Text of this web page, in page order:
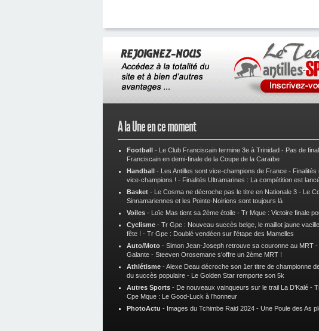
A la Une en ce moment
Football - Le Club Franciscain termine 3e à Trinidad - Pas de
Franciscain en demi-finale de la Coupe de la Caraïbe
Handball - Les Antilles sont vice-champions de France - Finalités
vice-champions ! - Finalités Ultramarines : La compétition est
Basket - Le Cosma ne décroche pas le titre en Nationale 3 - Le
Sinnamariennes et les Pointe-Noiriens sont toujours là
Voiles - Loïc Mas tient sa 2ème étoile - Tr Mque : Victoire finale
Cyclisme - Tr Gpe : Nouveau succès belge, le maillot jaune
fête ! - Tr Gpe : Doublé vendéen sur l’étape des Mamelles
Auto/Moto - Simon Jean-Joseph retrouve sa couronne au MRT -
Galante - Steeven Orosemane s’offre un 2ème MRT !
Athlétisme -Alexe Deau décroche son 1er titre de championne
du succès populaire - Le Golden Star remporte son 5k
Autres Sports - De nouveaux vainqueurs sur le trail La D’Kalé -
Cpe Mque : Le Good-Luck à l’honneur
PhotoActu - Images du Tchimbe Raid 2024 - Une Poule des As